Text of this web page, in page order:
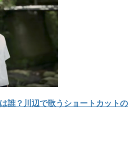
誰？川辺で歌うショートカットの